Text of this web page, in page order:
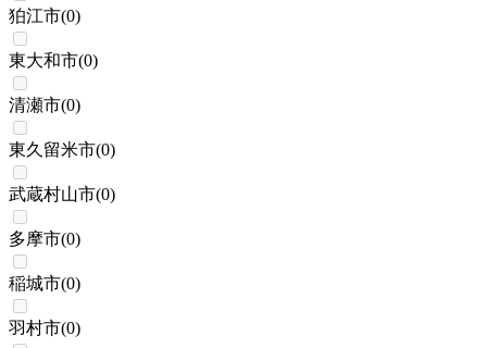
狛江市(0)
東大和市(0)
清瀬市(0)
東久留米市(0)
武蔵村山市(0)
多摩市(0)
稲城市(0)
羽村市(0)